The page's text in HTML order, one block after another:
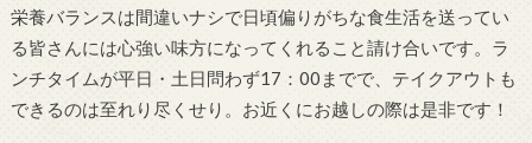
栄養バランスは間違いナシで日頃偏りがちな食生活を送ってい
る皆さんには心強い味方になってくれること請け合いです。ラ
ンチタイムが平日・土日問わず17：00までで、テイクアウトも
できるのは至れり尽くせり。お近くにお越しの際は是非です！